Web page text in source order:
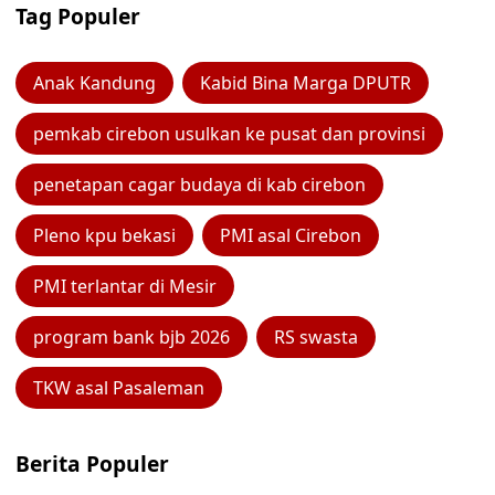
Tag Populer
Anak Kandung Kabid Bina Marga DPUTR
pemkab cirebon usulkan ke pusat dan provinsi
penetapan cagar budaya di kab cirebon
Pleno kpu bekasi PMI asal Cirebon
PMI terlantar di Mesir
program bank bjb 2026 RS swasta
TKW asal Pasaleman
Berita Populer